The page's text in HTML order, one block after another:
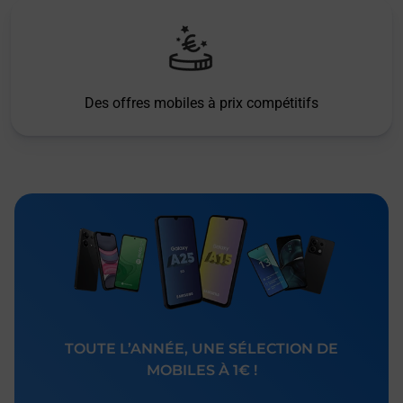
Des offres mobiles à prix compétitifs
TOUTE L’ANNÉE, UNE SÉLECTION DE
MOBILES À 1€ !